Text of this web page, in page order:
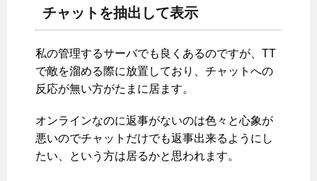
チャットを抽出して表示
私の管理するサーバでも良くあるのですが、TT
で敵を溜める際に放置しており、チャットへの
反応が無い方がたまに居ます。
オンラインなのに返事がないのは色々と心象が
悪いのでチャットだけでも返事出来るようにし
たい、という方は居るかと思われます。